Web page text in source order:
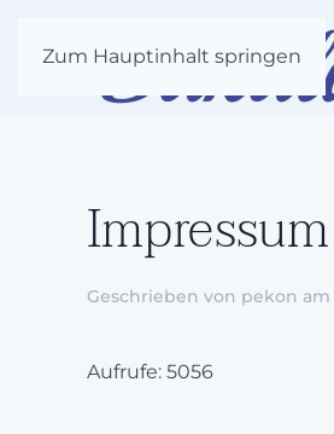
Zum Hauptinhalt springen
Impressum
Geschrieben von pekon am
Aufrufe: 5056